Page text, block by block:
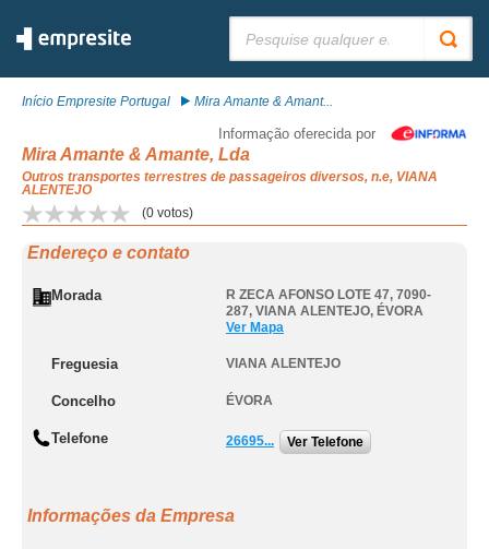
Início Empresite Portugal Mira Amante & Amant...
Informação oferecida por
Mira Amante & Amante, Lda
Outros transportes terrestres de passageiros diversos, n.e, VIANA
ALENTEJO
(0 votos)
Endereço e contato
Morada
R ZECA AFONSO LOTE 47, 7090-
287, VIANA ALENTEJO, ÉVORA
Ver Mapa
Freguesia VIANA ALENTEJO
Concelho ÉVORA
Telefone 26695... Ver Telefone
Informações da Empresa